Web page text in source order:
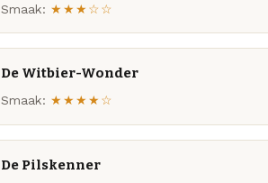
Smaak: ★★★☆☆
De Witbier-Wonder
Smaak: ★★★★☆
De Pilskenner